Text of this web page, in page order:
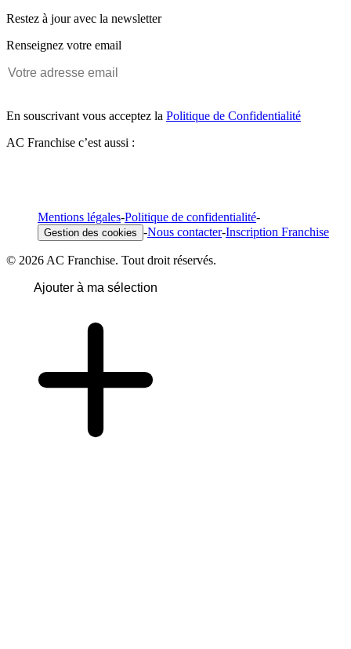
Restez à jour avec la newsletter
Renseignez votre email
En souscrivant vous acceptez la Politique de Confidentialité
AC Franchise c’est aussi :
Mentions légales-Politique de confidentialité-
Gestion des cookies -Nous contacter-Inscription Franchise
© 2026 AC Franchise. Tout droit réservés.
Ajouter à ma sélection